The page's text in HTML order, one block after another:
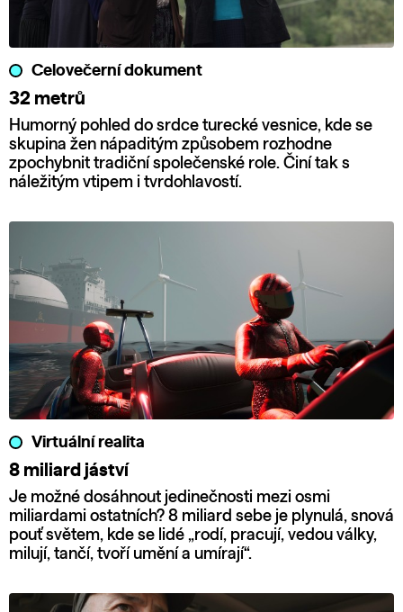
Celovečerní dokument
32 metrů
Humorný pohled do srdce turecké vesnice, kde se
skupina žen nápaditým způsobem rozhodne
zpochybnit tradiční společenské role. Činí tak s
náležitým vtipem i tvrdohlavostí.
Virtuální realita
8 miliard jáství
Je možné dosáhnout jedinečnosti mezi osmi
miliardami ostatních? 8 miliard sebe je plynulá, snová
pouť světem, kde se lidé „rodí, pracují, vedou války,
milují, tančí, tvoří umění a umírají“.